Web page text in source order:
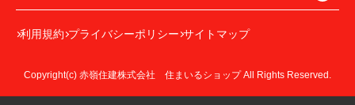
利用規約 プライバシーポリシー サイトマップ
Copyright(c) 赤嶺住建株式会社 住まいるショップ All Rights Reserved.